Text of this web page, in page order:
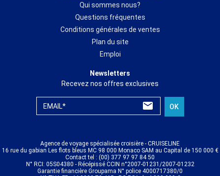
Qui sommes nous?
Questions fréquentes
Conditions générales de ventes
Plan du site
Emploi
Newsletters
Recevez nos offres exclusives
EMAIL* OK
Agence de voyage spécialisée croisière - CRUISELINE
16 rue du gabian Les flots bleus MC 98 000 Monaco SAM au Capital de 150 000 €
Contact tel : (00) 377 97 97 84 50
N° RCI: 05S04380 - Récépissé CCIN n°2007-01231/2007-01232
Garantie financière Groupama N° police 4000717380/0